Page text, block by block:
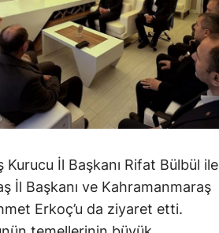
İl Başkanı Rifat Bülbül ile
İl Başkanı ve Kahramanmaraş
Erkoç’u da ziyaret etti.